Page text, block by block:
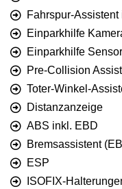
Fahrspur-
Einparkhilfe
Einparkhilfe
Pre-Collision Assist
Toter-Winkel-
Distanzanzeige
ABS inkl. EBD
Bremsassistent
ESP
ISOFIX-